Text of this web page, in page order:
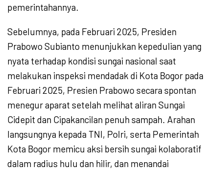
pemerintahannya.
Sebelumnya, pada Februari 2025, Presiden
Prabowo Subianto menunjukkan kepedulian yang
nyata terhadap kondisi sungai nasional saat
melakukan inspeksi mendadak di Kota Bogor pada
Februari 2025, Presien Prabowo secara spontan
menegur aparat setelah melihat aliran Sungai
Cidepit dan Cipakancilan penuh sampah. Arahan
langsungnya kepada TNI, Polri, serta Pemerintah
Kota Bogor memicu aksi bersih sungai kolaboratif
dalam radius hulu dan hilir, dan menandai